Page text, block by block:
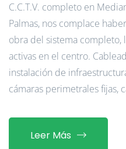
C.C.T.V. completo en
Palmas, nos complace
obra del sistema completo,
activas en el centro.
instalación de
cámaras perimetrales fijas,
Leer Más